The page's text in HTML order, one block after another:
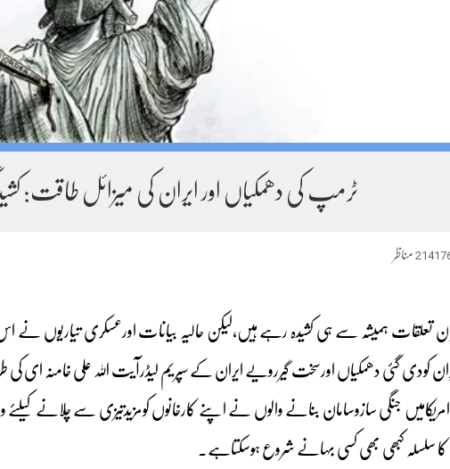
ٹرمپ کی دھمکیاں اور ایران کی میزائل طاقت:
مناظر
تعلقات ہمیشہ سے ہی کشیدہ رہے ہیں،لیکن حالیہ بیانات اورعسکری تیاریوں نے اس
کودی گئی دھمکیاں اورسخت گیررویے ایران کے سپریم لیڈرآیت اللہ علی خامنہ
جنگی سازوسامان بنانے والوں نے اپنے کارخانوں کومزیدتیزی سے چلانے
کا سلسلہ کبھی بھی کسی بہانے شروع ہوسکتاہے۔